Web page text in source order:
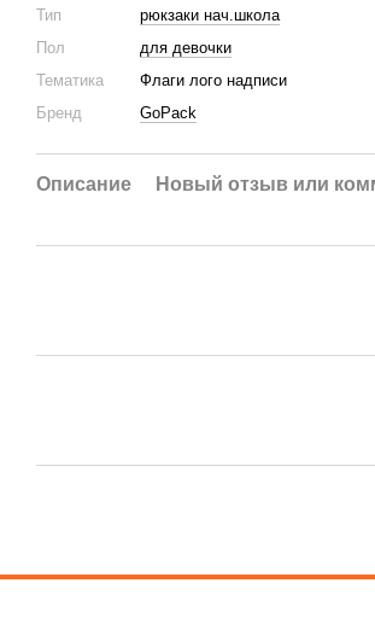
Тип
рюкзаки нач.школа
Пол
для девочки
Тематика
Флаги лого надписи
Бренд
GoPack
Описание Новый отзыв или